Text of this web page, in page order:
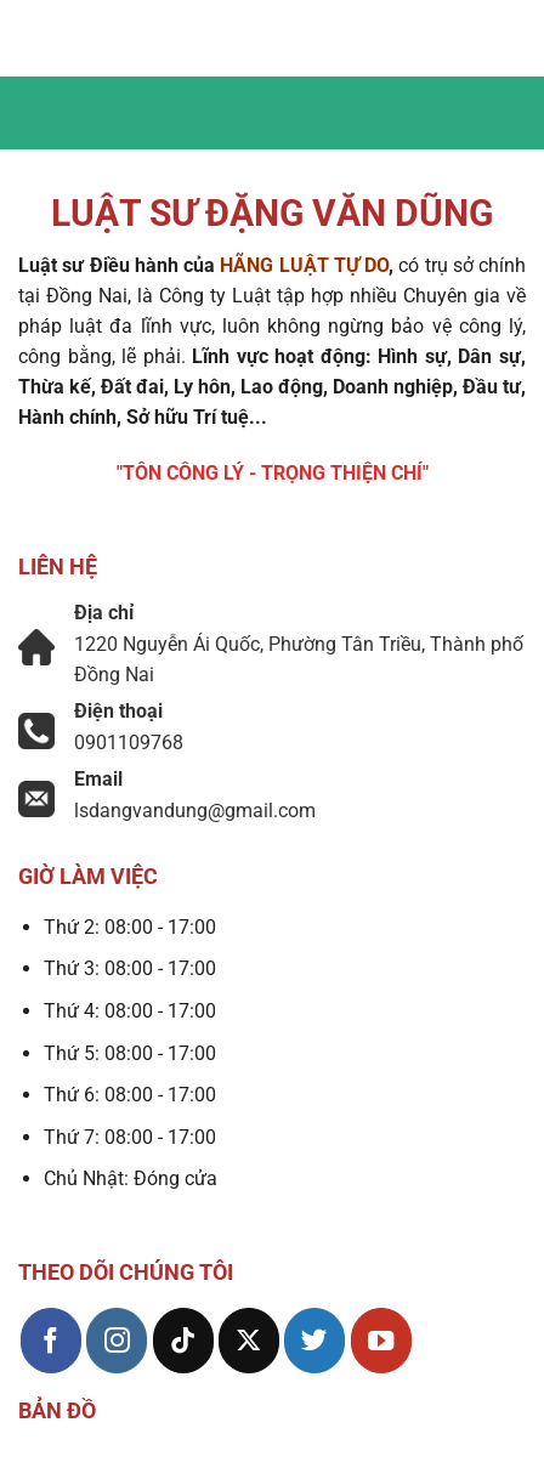
LUẬT SƯ ĐẶNG VĂN DŨNG
Luật sư Điều hành của HÃNG LUẬT TỰ DO, có trụ sở chính
tại Đồng Nai, là Công ty Luật tập hợp nhiều Chuyên gia về
pháp luật đa lĩnh vực, luôn không ngừng bảo vệ công lý,
công bằng, lẽ phải. Lĩnh vực hoạt động: Hình sự, Dân sự,
Thừa kế, Đất đai, Ly hôn, Lao động, Doanh nghiệp, Đầu tư,
Hành chính, Sở hữu Trí tuệ...
"TÔN CÔNG LÝ - TRỌNG THIỆN CHÍ"
LIÊN HỆ
Địa chỉ
1220 Nguyễn Ái Quốc, Phường Tân Triều, Thành phố
Đồng Nai
Điện thoại
0901109768
Email
lsdangvandung@gmail.com
GIỜ LÀM VIỆC
Thứ 2: 08:00 - 17:00
Thứ 3: 08:00 - 17:00
Thứ 4: 08:00 - 17:00
Thứ 5: 08:00 - 17:00
Thứ 6: 08:00 - 17:00
Thứ 7: 08:00 - 17:00
Chủ Nhật: Đóng cửa
THEO DÕI CHÚNG TÔI
BẢN ĐỒ